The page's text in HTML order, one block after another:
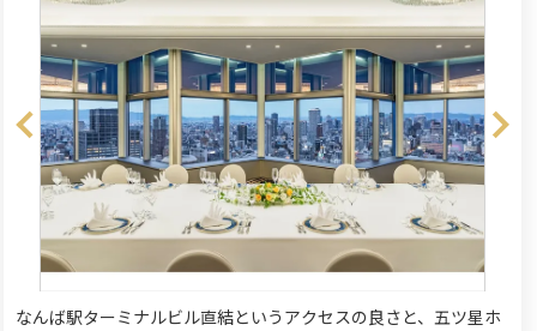
なんば駅ターミナルビル直結というアクセスの良さと、五ツ星ホ